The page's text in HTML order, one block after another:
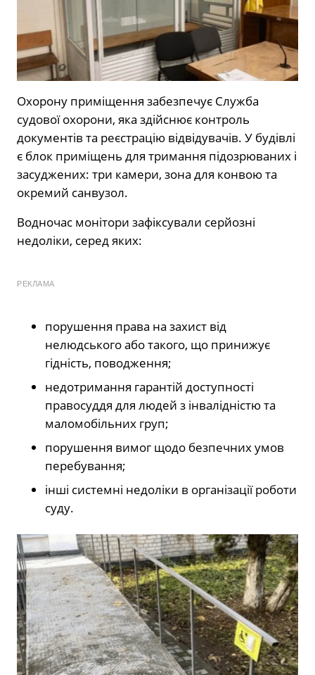
Охорону приміщення забезпечує Служба
судової охорони, яка здійснює контроль
документів та реєстрацію відвідувачів. У будівлі
є блок приміщень для тримання підозрюваних і
засуджених: три камери, зона для конвою та
окремий санвузол.
Водночас монітори зафіксували серйозні
недоліки, серед яких:
РЕКЛАМА
порушення права на захист від
нелюдського або такого, що принижує
гідність, поводження;
недотримання гарантій доступності
правосуддя для людей з інвалідністю та
маломобільних груп;
порушення вимог щодо безпечних умов
перебування;
інші системні недоліки в організації роботи
суду.